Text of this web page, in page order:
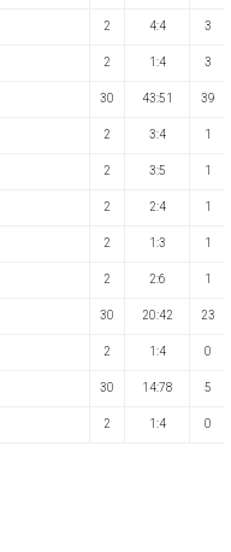
2 4:4 3
2 1:4 3
30 43:51 39
2 3:4 1
2 3:5 1
2 2:4 1
2 1:3 1
2 2:6 1
30 20:42 23
2 1:4 0
30 14:78 5
2 1:4 0